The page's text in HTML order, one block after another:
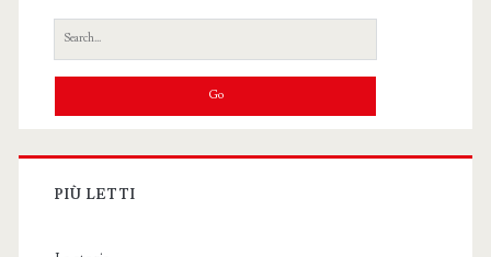
Search
for:
PIÙ LETTI